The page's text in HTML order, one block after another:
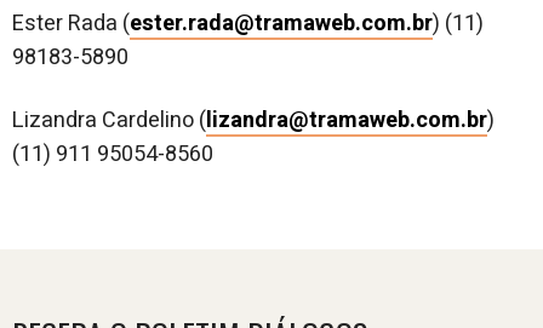
Ester Rada (ester.rada@tramaweb.com.br) (11)
98183-5890
Lizandra Cardelino (lizandra@tramaweb.com.br)
(11) 911 95054-8560